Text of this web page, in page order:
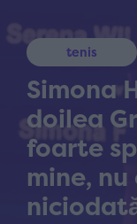
tenis
Simona
doilea
foarte
mine,